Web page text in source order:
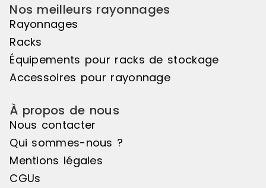
Nos meilleurs rayonnages
Rayonnages
Racks
Équipements pour racks de stockage
Accessoires pour rayonnage
À propos de nous
Nous contacter
Qui sommes-nous ?
Mentions légales
CGUs